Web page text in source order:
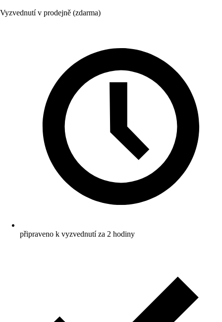
Vyzvednutí v prodejně (zdarma)
připraveno k vyzvednutí za 2 hodiny